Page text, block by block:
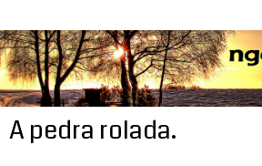
A pedra rolada.